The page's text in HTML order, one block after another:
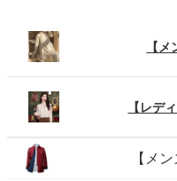
【
【レデ
【メ